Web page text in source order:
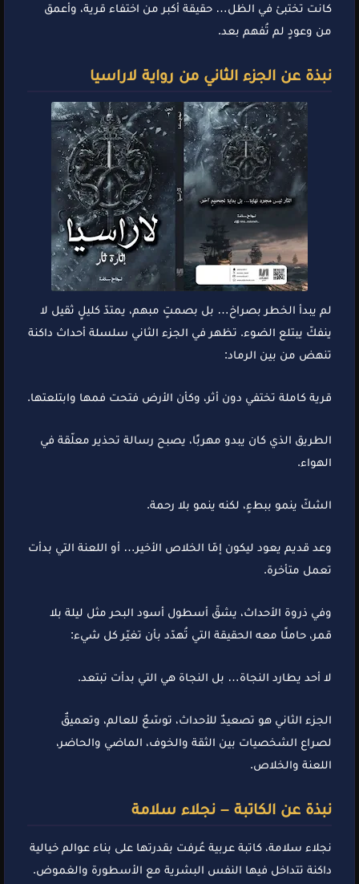
كانت تختبئ في الظل… حقيقة أكبر من اختفاء قرية، وأعمق
من وعودٍ لم تُفهم بعد.
نبذة عن الجزء الثاني من رواية لاراسيا
لم يبدأ الخطر بصراخ… بل بصمتٍ مبهم، يمتدّ كليلٍ ثقيل لا
ينفكّ يبتلع الضوء. تظهر في الجزء الثاني سلسلة أحداث داكنة
تنهض من بين الرماد:
قرية كاملة تختفي دون أثر، وكأن الأرض فتحت فمها وابتلعتها.
الطريق الذي كان يبدو مهربًا، يصبح رسالة تحذير معلّقة في
الهواء.
الشكّ ينمو ببطءٍ، لكنه ينمو بلا رحمة.
وعد قديم يعود ليكون إمّا الخلاص الأخير… أو اللعنة التي بدأت
تعمل متأخرة.
وفي ذروة الأحداث، يشقّ أسطول أسود البحر مثل ليلة بلا
قمر، حاملًا معه الحقيقة التي تُهدّد بأن تغيّر كل شيء:
لا أحد يطارد النجاة… بل النجاة هي التي بدأت تبتعد.
الجزء الثاني هو تصعيدٌ للأحداث، توسّعٌ للعالم، وتعميقٌ
لصراع الشخصيات بين الثقة والخوف، الماضي والحاضر،
اللعنة والخلاص.
نبذة عن الكاتبة – نجلاء سلامة
نجلاء سلامة، كاتبة عربية عُرفت بقدرتها على بناء عوالم خيالية
داكنة تتداخل فيها النفس البشرية مع الأسطورة والغموض.